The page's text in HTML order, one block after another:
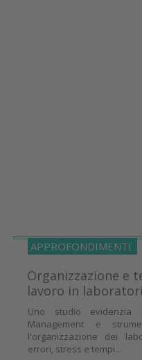
APPROFONDIMENTI
Organizzazione e
lavoro in
Uno studio evidenzia
Management e
l'organizzazione dei
errori, stress e tempi...